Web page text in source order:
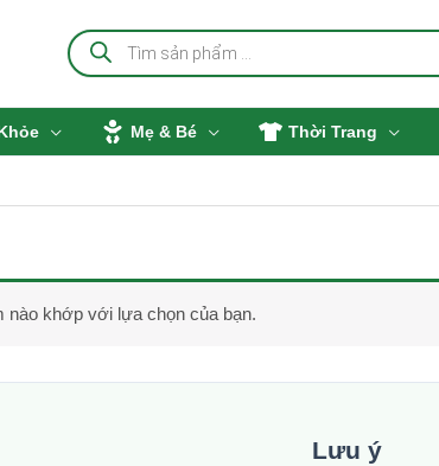
Tìm
kiếm
sản
Mẹ & Bé Thời Trang
nào khớp với lựa chọn của bạn.
Lưu ý